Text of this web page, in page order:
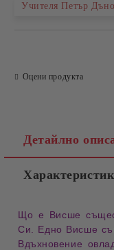
Учителя Петър
Оцени продукта
Детайлно
Що е Висше
Си. Едно Висше
Вдъхновение